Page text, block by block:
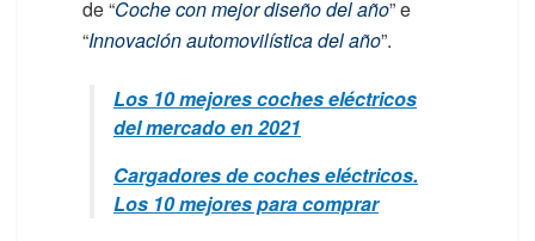
de “Coche con mejor diseño del año” e
“Innovación automovilística del año”.
Los 10 mejores coches eléctricos
del mercado en 2021
Cargadores de coches eléctricos.
Los 10 mejores para comprar